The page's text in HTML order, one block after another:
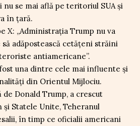
nu se mai află pe teritoriul SUA și
în țară.
X: „Administraţia Trump nu va
adăpostească cetăţeni străini
antiamericane”.
una dintre cele mai influente și
din Orientul Mijlociu.
de Donald Trump, a crescut
Statele Unite, Teheranul
în timp ce oficialii americani